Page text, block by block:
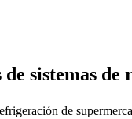
sistemas
de